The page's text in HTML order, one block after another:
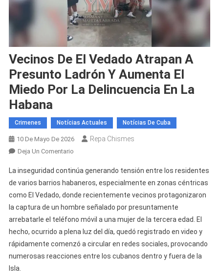
Vecinos De El Vedado Atrapan A
Presunto Ladrón Y Aumenta El
Miedo Por La Delincuencia En La
Habana
Crimenes Notícias Actuales Notícias De Cuba
10 De Mayo De 2026 Repa Chismes
Deja Un ComentarioEn
De
El
Vedado
Atrapan
A
Presunto
Ladrón
La inseguridad continúa generando tensión entre los residentes
de varios barrios habaneros, especialmente en zonas céntricas
como El Vedado, donde recientemente vecinos protagonizaron
la captura de un hombre señalado por presuntamente
arrebatarle el teléfono móvil a una mujer de la tercera edad. El
hecho, ocurrido a plena luz del día, quedó registrado en video y
rápidamente comenzó a circular en redes sociales, provocando
numerosas reacciones entre los cubanos dentro y fuera de la
Isla.